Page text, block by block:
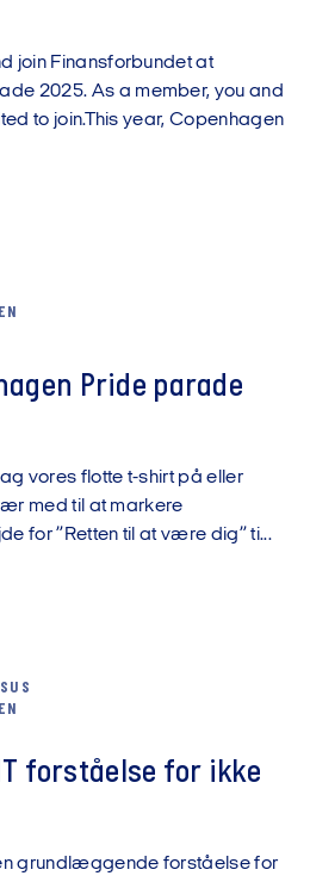
join Finansforbundet at
2025. As a member, you and
to join.This year, Copenhagen
Pride parade
vores flotte t-shirt på eller
med til at markere
for ”Retten til at være dig” ti...
forståelse for ikke
grundlæggende forståelse for